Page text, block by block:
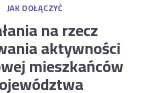
JAK DOŁĄCZYĆ
na rzecz
aktywności
mieszkańców